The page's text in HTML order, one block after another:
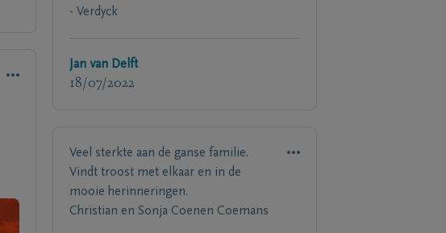
- Verdyck
Jan van Delft
18/07/2022
Veel sterkte aan de ganse familie.
Vindt troost met elkaar en in de
mooie herinneringen.
Christian en Sonja Coenen Coemans